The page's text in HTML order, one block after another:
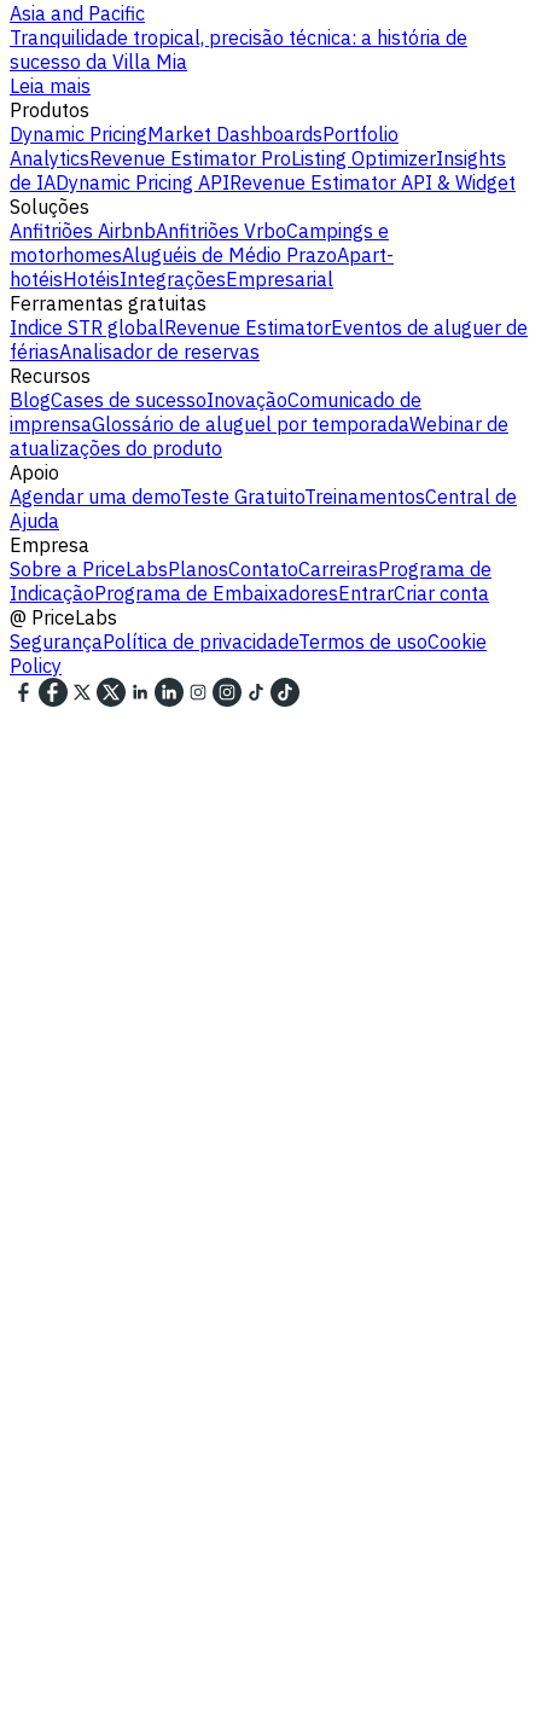
Asia and Pacific
Tranquilidade tropical, precisão técnica: a história de
sucesso da Villa Mia
Leia mais
Produtos
Dynamic PricingMarket DashboardsPortfolio
AnalyticsRevenue Estimator ProListing OptimizerInsights
de IADynamic Pricing APIRevenue Estimator API & Widget
Soluções
Anfitriões AirbnbAnfitriões VrboCampings e
motorhomesAluguéis de Médio PrazoApart-
hotéisHotéisIntegraçõesEmpresarial
Ferramentas gratuitas
Indice STR globalRevenue EstimatorEventos de aluguer de
fériasAnalisador de reservas
Recursos
BlogCases de sucessoInovaçãoComunicado de
imprensaGlossário de aluguel por temporadaWebinar de
atualizações do produto
Apoio
Agendar uma demoTeste GratuitoTreinamentosCentral de
Ajuda
Empresa
Sobre a PriceLabsPlanosContatoCarreirasPrograma de
IndicaçãoPrograma de EmbaixadoresEntrarCriar conta
@ PriceLabs
SegurançaPolítica de privacidadeTermos de usoCookie
Policy